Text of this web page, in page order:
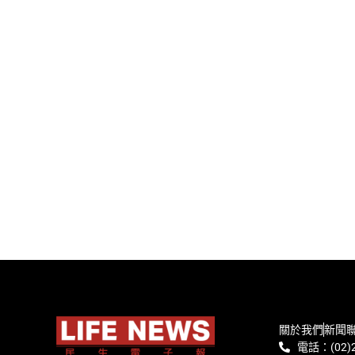
關於我們新聞
電話：